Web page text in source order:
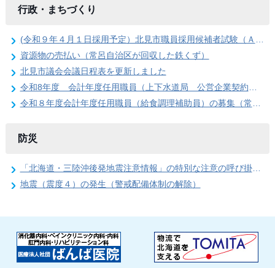
行政・まちづくり
(令和９年４月１日採用予定）北見市職員採用候補者試験（Ａ日程）第１次試験合格発表
資源物の売払い（常呂自治区が回収した鉄くず）
北見市議会会議日程表を更新しました
令和8年度 会計年度任用職員（上下水道局 公営企業契約管理事務員）の募集
令和８年度会計年度任用職員（給食調理補助員）の募集（常呂学校給食センター）
防災
「北海道・三陸沖後発地震注意情報」の特別な注意の呼び掛け期間の終了
地震（震度４）の発生（警戒配備体制の解除）